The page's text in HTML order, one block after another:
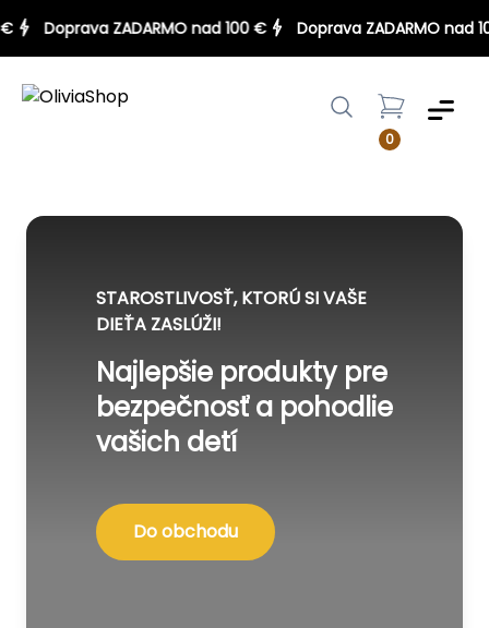
€ Doprava ZADARMO nad 100 € Doprava ZADARMO
0
Menu
STAROSTLIVOSŤ, KTORÚ SI VAŠE
DIEŤA ZASLÚŽI!
Najlepšie produkty pre
bezpečnosť a pohodlie
vašich detí
Do obchodu